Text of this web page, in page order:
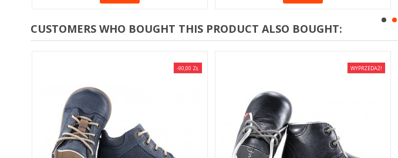
CUSTOMERS WHO BOUGHT THIS PRODUCT ALSO BOUGHT:
-90,00 ZŁ WYPRZEDAŻ!